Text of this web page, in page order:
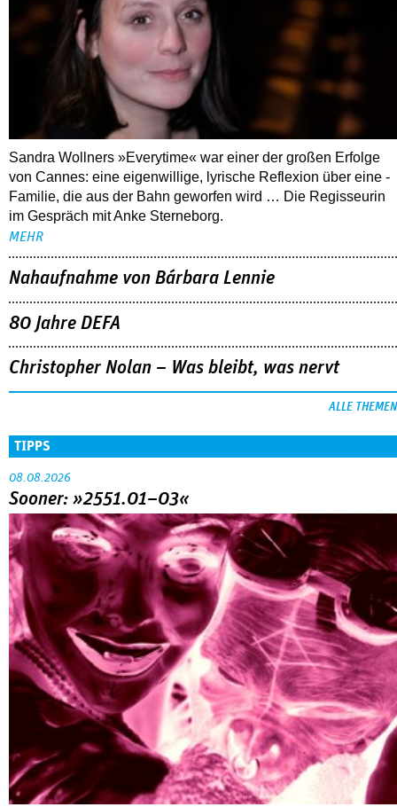
Sandra Wollners »Everytime« war einer der großen Erfolge
von Cannes: eine eigenwillige, lyrische Reflexion über eine ­
Familie, die aus der Bahn geworfen wird … Die Regisseurin
im Gespräch mit Anke Sterneborg.
MEHR
Nahaufnahme von Bárbara Lennie
80 Jahre DEFA
Christopher Nolan – Was bleibt, was nervt
ALLE THEMEN
TIPPS
08.08.2026
Sooner: »2551.01–03«